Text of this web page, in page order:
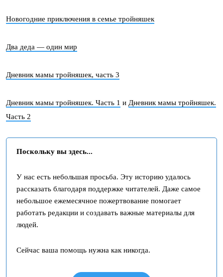
Новогодние приключения в семье тройняшек
Два деда — один мир
Дневник мамы тройняшек, часть 3
Дневник мамы тройняшек. Часть 1 и Дневник мамы тройняшек.
Часть 2
Поскольку вы здесь...
У нас есть небольшая просьба. Эту историю удалось
рассказать благодаря поддержке читателей. Даже самое
небольшое ежемесячное пожертвование помогает
работать редакции и создавать важные материалы для
людей.
Сейчас ваша помощь нужна как никогда.